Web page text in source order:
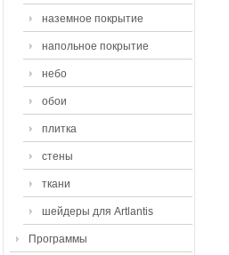
наземное покрытие
напольное покрытие
небо
обои
плитка
стены
ткани
шейдеры для Artlantis
Программы